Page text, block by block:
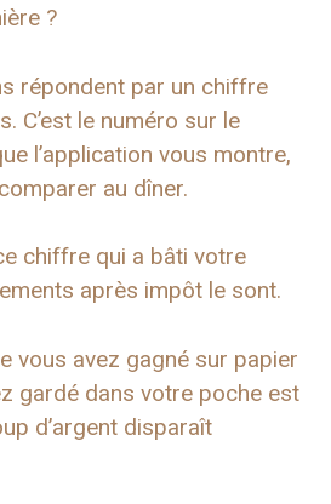
?
répondent par un chiffre
C’est le numéro sur le
l’application vous montre,
au dîner.
chiffre qui a bâti votre
après impôt le sont.
vous avez gagné sur papier
gardé dans votre poche est
d’argent disparaît